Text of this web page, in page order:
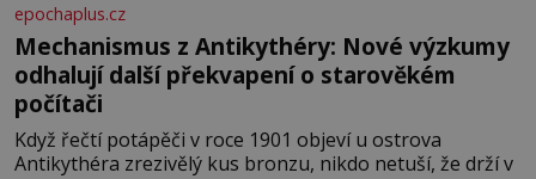
epochaplus.cz
Mechanismus z Antikythéry: Nové výzkumy
odhalují další překvapení o starověkém
počítači
Když řečtí potápěči v roce 1901 objeví u ostrova
Antikythéra zrezivělý kus bronzu, nikdo netuší, že drží v